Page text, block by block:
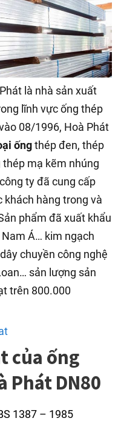
là nhà sản xuất
lĩnh vực ống thép
08/1996, Hoà Phát
ốngthép đen, thép
mạ kẽm nhúng
ty đã cung cấp
khách hàng trong và
phẩm đã xuất khẩu
Á… kim ngạch
chuyền công nghệ
sản lượng sản
trên 800.000
của ống
Phát DN80
1387 – 1985